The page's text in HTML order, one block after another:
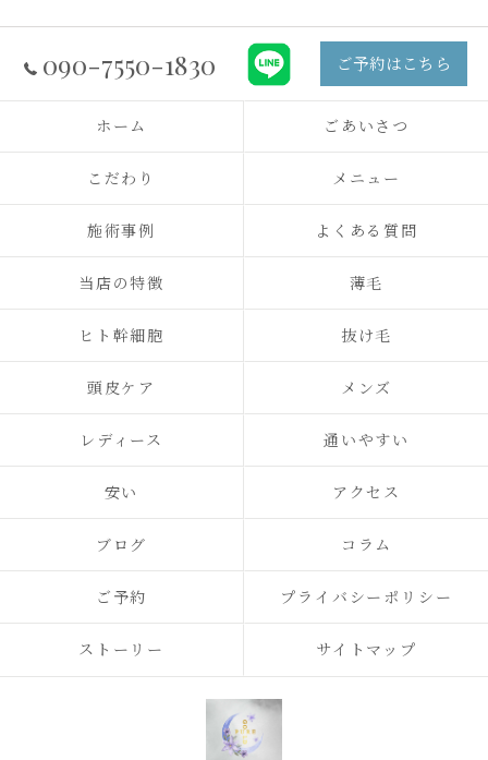
090-7550-1830 ご予約はこちら
ホーム ごあいさつ
こだわり メニュー
施術事例 よくある質問
当店の特徴 薄毛
ヒト幹細胞 抜け毛
頭皮ケア メンズ
レディース 通いやすい
安い アクセス
ブログ コラム
ご予約 プライバシーポリシー
ストーリー サイトマップ